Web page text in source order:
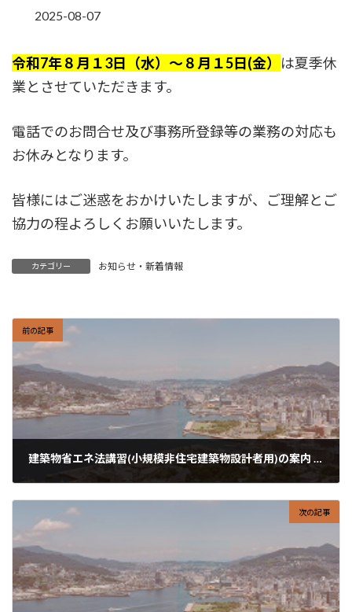
2025-08-07
令和7年８ 月１3日（水）～８月１5日(金） は夏季休
業とさせていただきます。
電話でのお問合せ及び事務所登録等の業務の対応も
お休みとなります。
皆様にはご迷惑をおかけいたしますが、ご理解とご
協力の程よろしくお願いいたします。
カテゴリー お知らせ・新着情報
前の記事
建築物省エネ法講習(小規模非住宅建築物設計者用)の案内 (満席のため締め切りました)
次の記事